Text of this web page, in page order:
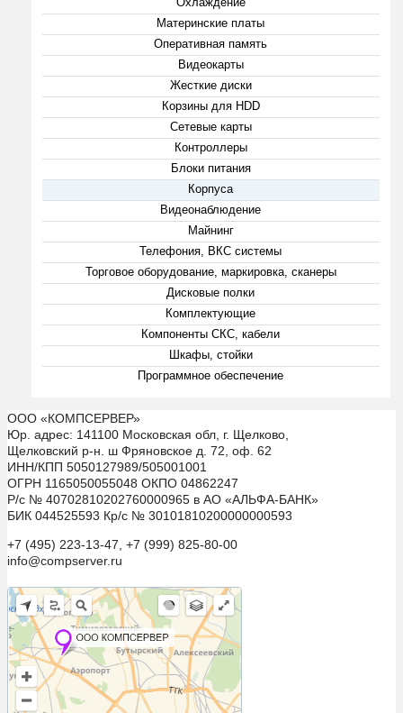
Материнские платы
Оперативная память
Видеокарты
Жесткие диски
Корзины для HDD
Сетевые карты
Контроллеры
Блоки питания
Корпуса
Видеонаблюдение
Майнинг
Телефония, ВКС системы
Торговое оборудование, маркировка, сканеры
Дисковые полки
Комплектующие
Компоненты СКС, кабели
Шкафы, стойки
Программное обеспечение
ООО «КОМПСЕРВЕР»
Юр. адрес: 141100 Московская обл, г. Щелково,
Щелковский р-н. ш Фряновское д. 72, оф. 62
ИНН/КПП 5050127989/505001001
ОГРН 1165050055048 ОКПО 04862247
Р/с № 40702810202760000965 в АО «АЛЬФА-БАНК»
БИК 044525593 Кр/с № 30101810200000000593
+7 (495) 223-13-47, +7 (999) 825-80-00
info@compserver.ru